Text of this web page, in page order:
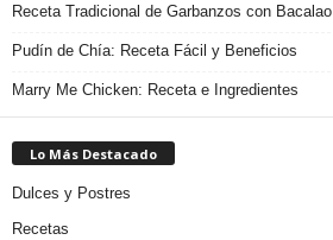
Receta Tradicional de Garbanzos con Bacalao
Pudín de Chía: Receta Fácil y Beneficios
Marry Me Chicken: Receta e Ingredientes
Lo Más Destacado
Dulces y Postres
Recetas